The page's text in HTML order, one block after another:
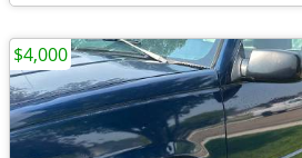
$4,000